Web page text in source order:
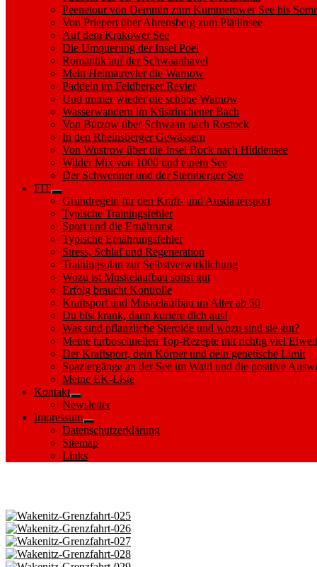
Peenetour von Demmin zum Kummerower See bis
Von Priepert über Ahrensberg zum Plätlinsee
Auf dem Krakower See
Die Umquerung der Insel Poel
Romantik auf der Schwaanhavel
Mein Heimatrevier die Warnow
Paddeln im Feldberger Revier
Und immer wieder die schöne Warnow
Wasserwandern im Küstrinchener Bach
Von Bützow über Schwaan nach Rostock
In den Rheinsberger Gewässern
Von Wustrow über die Insel Bock nach Hiddensee
Wilder Mix von 1000 und einem See
Der Schweriner und der Sternberger See
FIT
Show
sub
menu
Grundregeln für den Kraft- und Ausdauersport
Typische Trainingsfehler
Sport und die Ernährung
Typische Ernährungsfehler
Stress, Schlaf und Regeneration
Trainingsplan zur Selbstverwirklichung
Wozu ist Muskelaufbau sonst gut
Erfolg braucht Kontrolle
Kraftsport und Muskelaufbau im Alter ab 50
Du bist krank, dann kuriere dich aus!
Was sind pflanzliche Steroide und wozu sind sie gut?
Meine turboschnellen Top-Rezepte mit richtig viel
Der Kraftsport, dein Körper und dein genetische Limit
Spaziergänge an der See im Wald und die positive
Meine EK-Liste
Kontakt
Show
sub
menu
Newsletter
Impressum
Show
sub
menu
Datenschutzerklärung
Sitemap
Links